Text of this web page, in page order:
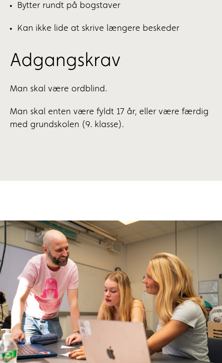
Bytter rundt på bogstaver
Kan ikke lide at skrive længere beskeder
Adgangskrav
Man skal være ordblind.
Man skal enten være fyldt 17 år, eller være færdig
med grundskolen (9. klasse).